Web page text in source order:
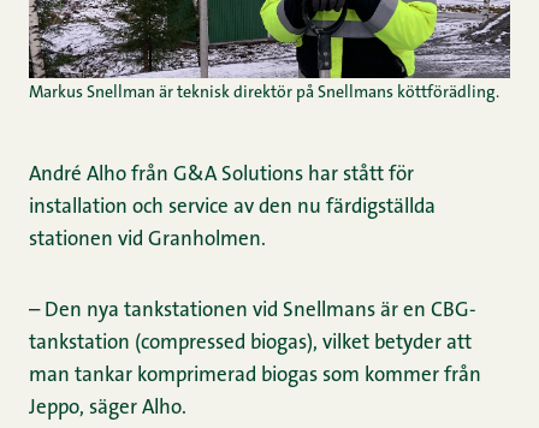
Markus Snellman är teknisk direktör på Snellmans köttförädling.
André Alho från G&A Solutions har stått för
installation och service av den nu färdigställda
stationen vid Granholmen.
– Den nya tankstationen vid Snellmans är en CBG-
tankstation (compressed biogas), vilket betyder att
man tankar komprimerad biogas som kommer från
Jeppo, säger Alho.